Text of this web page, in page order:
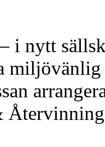
– i nytt